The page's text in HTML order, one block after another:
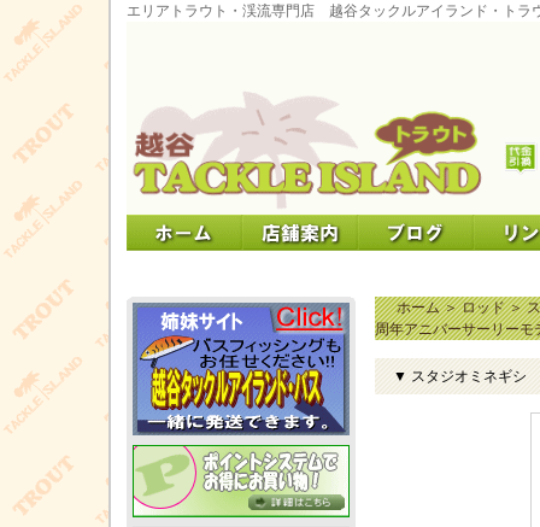
エリアトラウト・渓流専門店 越谷タックルアイランド・トラ
ホーム＞ロッド＞
周年アニバーサーリーモ
▼ スタジオミネギシ